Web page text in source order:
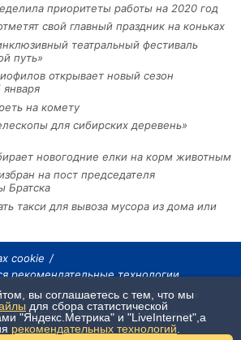
приоритеты работы на 2020 год
свой главный праздник на коньках
театральный фестиваль
путь»
открывает новый сезон
на комету
для сибирских деревень»
новогодние елки на корм животным
на пост председателя
Братска
такси для вывоза мусора из дома или
cookie
рекомендательные технологии
ИА «Наш Север». Все права охраняются
агентства на других сайтах, обязательна
вы соглашаетесь с тем, что мы
для сбора статистической
"Яндекс.Метрика" и "LiveInternet",а
рекомендательных технологий